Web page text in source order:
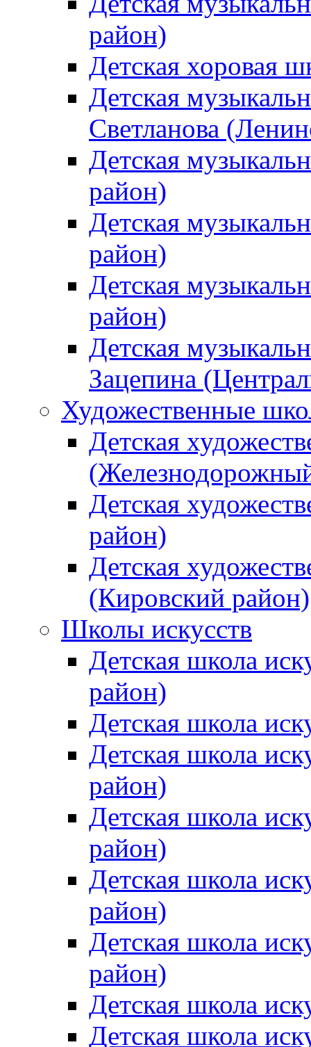
район)
Детская хоровая
Детская
Светланова
Детская
район)
Детская
район)
Детская
район)
Детская
Зацепина
Художественные
Детская
Детская
район)
Детская
(Кировский район)
Школы искусств
Детская школа
район)
Детская школа
Детская школа
район)
Детская школа
район)
Детская школа
район)
Детская школа
район)
Детская школа
Детская школа